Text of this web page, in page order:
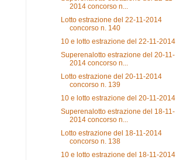
2014 concorso n...
Lotto estrazione del 22-11-2014
concorso n. 140
10 e lotto estrazione del 22-11-2014
Superenalotto estrazione del 20-11-
2014 concorso n...
Lotto estrazione del 20-11-2014
concorso n. 139
10 e lotto estrazione del 20-11-2014
Superenalotto estrazione del 18-11-
2014 concorso n...
Lotto estrazione del 18-11-2014
concorso n. 138
10 e lotto estrazione del 18-11-2014